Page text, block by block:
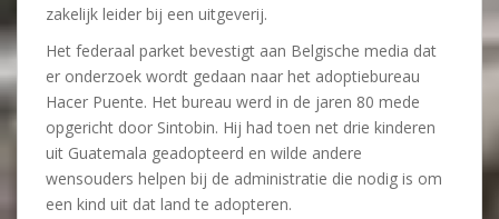
zakelijk leider bij een uitgeverij.
Het federaal parket bevestigt aan Belgische media dat
er onderzoek wordt gedaan naar het adoptiebureau
Hacer Puente. Het bureau werd in de jaren 80 mede
opgericht door Sintobin. Hij had toen net drie kinderen
uit Guatemala geadopteerd en wilde andere
wensouders helpen bij de administratie die nodig is om
een kind uit dat land te adopteren.